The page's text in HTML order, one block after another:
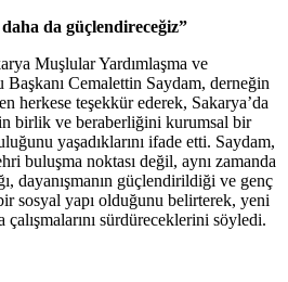
da güçlendireceğiz”
Muşlular Yardımlaşma ve
Cemalettin Saydam, derneğin
herkese teşekkür ederek, Sakarya’da
birlik ve beraberliğini kurumsal bir
yaşadıklarını ifade etti. Saydam,
buluşma noktası değil, aynı zamanda
dayanışmanın güçlendirildiği ve genç
sosyal yapı olduğunu belirterek, yeni
çalışmalarını sürdüreceklerini söyledi.